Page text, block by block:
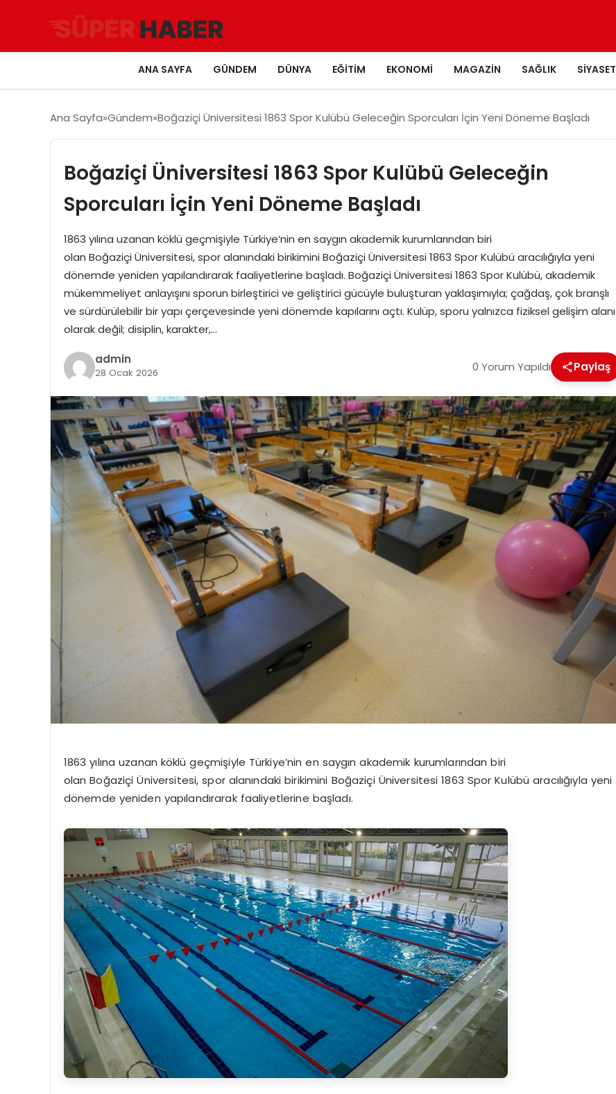
ANA SAYFA GÜNDEM DÜNYA EĞITIM EKONOMI MAGAZIN SAĞLIK SIYASET
Ana Sayfa Gündem Boğaziçi Üniversitesi 1863 Spor Kulübü Geleceğin Sporcuları İçin Yeni Döneme Başladı
Boğaziçi Üniversitesi 1863 Spor Kulübü Geleceğin
Sporcuları İçin Yeni Döneme Başladı
1863 yılına uzanan köklü geçmişiyle Türkiye’nin en saygın akademik kurumlarından biri
olan Boğaziçi Üniversitesi, spor alanındaki birikimini Boğaziçi Üniversitesi 1863 Spor Kulübü aracılığıyla yeni
dönemde yeniden yapılandırarak faaliyetlerine başladı. Boğaziçi Üniversitesi 1863 Spor Kulübü, akademik
mükemmeliyet anlayışını sporun birleştirici ve geliştirici gücüyle buluşturan yaklaşımıyla; çağdaş, çok branşlı
ve sürdürülebilir bir yapı çerçevesinde yeni dönemde kapılarını açtı. Kulüp, sporu yalnızca fiziksel gelişim alanı
olarak değil; disiplin, karakter,…
admin
28 Ocak 2026 0 Yorum Yapıldı Paylaş
1863 yılına uzanan köklü geçmişiyle Türkiye’nin en saygın akademik kurumlarından biri
olanBoğaziçi Üniversitesi, spor alanındaki birikimini Boğaziçi Üniversitesi 1863 Spor Kulübü aracılığıyla yeni
dönemde yeniden yapılandırarak faaliyetlerine başladı.